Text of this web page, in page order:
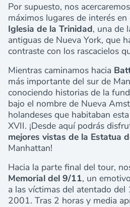
Por supuesto, nos
máximos lugares de interés
Iglesia de la Trinidad, una de
antiguas de Nueva York, que
contraste con los rascacielos
Mientras caminamos hacia
más importante del sur de
conociendo historias de la
bajo el nombre de Nueva
holandeses que habitaban
XVII. ¡Desde aquí podrás
mejores vistas de la Estatua
Manhattan!
Hacia la parte final del tour,
Memorial del 9/11, un
a las víctimas del atentado
2001. Tras 2 horas y media